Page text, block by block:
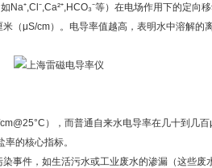
等）在电场作用下的定向
（μS/cm）。电导率值越高，表明水中溶解的
），而普通自来水电导率在几十到几
的核心指标。
件，如生活污水或工业废水的渗漏（这些废